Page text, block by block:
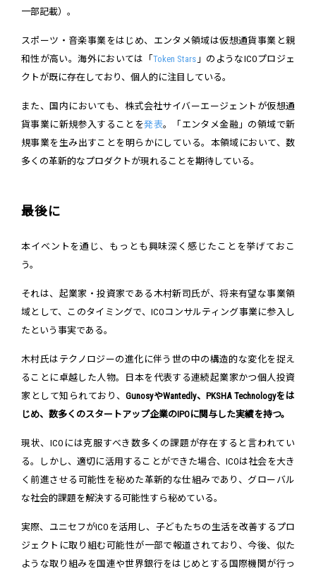
一部記載）。
スポーツ・音楽事業をはじめ、エンタメ領域は仮想通貨事業と親
和性が高い。海外においては「Token Stars 」のようなICOプロジェ
クトが既に存在しており、個人的に注目している。
また、国内においても、株式会社サイバーエージェントが仮想通
貨事業に新規参入することを発表。「エンタメ金融」の領域で新
規事業を生み出すことを明らかにしている。本領域において、数
多くの革新的なプロダクトが現れることを期待している。
最後に
本イベントを通じ、もっとも興味深く感じたことを挙げておこ
う。
それは、起業家・投資家である木村新司氏が、将来有望な事業領
域として、このタイミングで、ICOコンサルティング事業に参入し
たという事実である。
木村氏はテクノロジーの進化に伴う世の中の構造的な変化を捉え
ることに卓越した人物。日本を代表する連続起業家かつ個人投資
家として知られており、GunosyやWantedly、PKSHA Technologyをは
じめ、数多くのスタートアップ企業のIPOに関与した実績を持つ。
現状、ICOには克服すべき数多くの課題が存在すると言われてい
る。しかし、適切に活用することができた場合、ICOは社会を大き
く前進させる可能性を秘めた革新的な仕組みであり、グローバル
な社会的課題を解決する可能性すら秘めている。
実際、ユニセフがICOを活用し、子どもたちの生活を改善するプロ
ジェクトに取り組む可能性が一部で報道されており、今後、似た
ような取り組みを国連や世界銀行をはじめとする国際機関が行っ